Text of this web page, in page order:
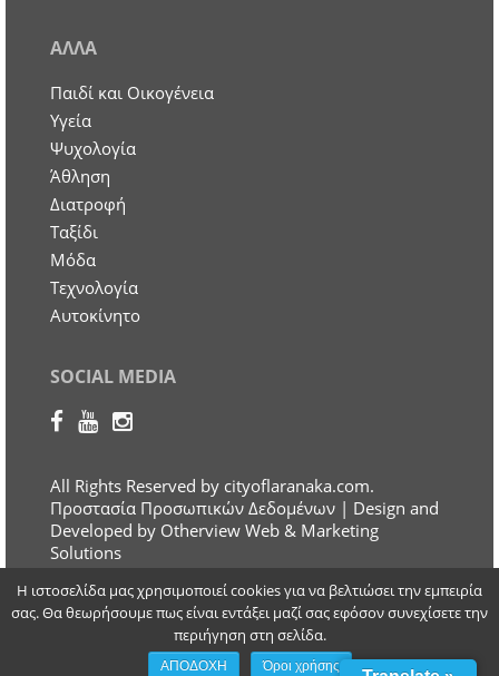
ΑΛΛΑ
Παιδί και Οικογένεια
Υγεία
Ψυχολογία
Άθληση
Διατροφή
Ταξίδι
Μόδα
Τεχνολογία
Αυτοκίνητο
SOCIAL MEDIA
All Rights Reserved by cityoflaranaka.com.
Προστασία Προσωπικών Δεδομένων | Design and
Developed by Otherview Web & Marketing
Solutions
Η ιστοσελίδα μας χρησιμοποιεί cookies για να βελτιώσει την εμπειρία
σας. Θα θεωρήσουμε πως είναι εντάξει μαζί σας εφόσον συνεχίσετε την
περιήγηση στη σελίδα.
ΑΠΟΔΟΧΗ Όροι χρήσης